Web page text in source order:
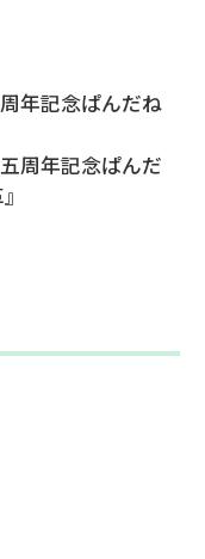
年記念ぱんだね
周年記念ぱんだ